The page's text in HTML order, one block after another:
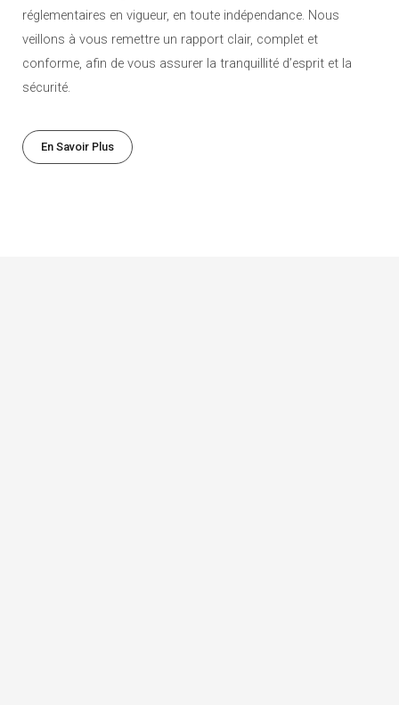
réglementaires en vigueur, en toute indépendance. Nous
veillons à vous remettre un rapport clair, complet et
conforme, afin de vous assurer la tranquillité d’esprit et la
sécurité.
En Savoir Plus